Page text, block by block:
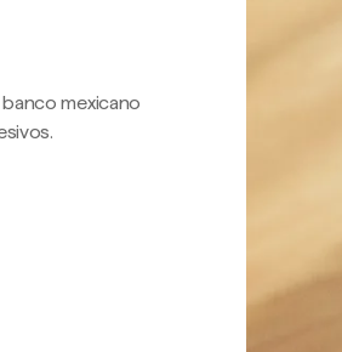
mexicano